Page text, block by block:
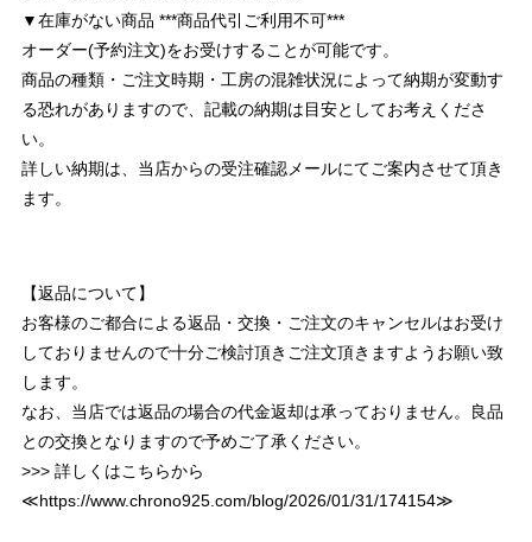
▼在庫がない商品 ***商品代引ご利用不可***
オーダー(予約注文)をお受けすることが可能です。
商品の種類・ご注文時期・工房の混雑状況によって納期が変動す
る恐れがありますので、記載の納期は目安としてお考えくださ
い。
詳しい納期は、当店からの受注確認メールにてご案内させて頂き
ます。
【返品について】
お客様のご都合による返品・交換・ご注文のキャンセルはお受け
しておりませんので十分ご検討頂きご注文頂きますようお願い致
します。
なお、当店では返品の場合の代金返却は承っておりません。良品
との交換となりますので予めご了承ください。
>>> 詳しくはこちらから
≪https://www.chrono925.com/blog/2026/01/31/174154≫